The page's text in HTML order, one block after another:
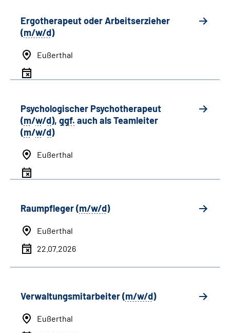
Ergotherapeut oder Arbeitserzieher
(m/w/d)
Eußerthal
Psychologischer Psychotherapeut
(m/w/d), ggf. auch alsTeamleiter
(m/w/d)
Eußerthal
Raumpfleger (m/w/d)
Eußerthal
22.07.2026
Verwaltungsmitarbeiter (m/w/d)
Eußerthal